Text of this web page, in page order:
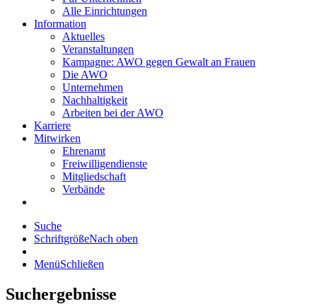
Alle Einrichtungen
Information
Aktuelles
Veranstaltungen
Kampagne: AWO gegen Gewalt an Frauen
Die AWO
Unternehmen
Nachhaltigkeit
Arbeiten bei der AWO
Karriere
Mitwirken
Ehrenamt
Freiwilligendienste
Mitgliedschaft
Verbände
Suche
SchriftgrößeNach oben
MenüSchließen
Suchergebnisse